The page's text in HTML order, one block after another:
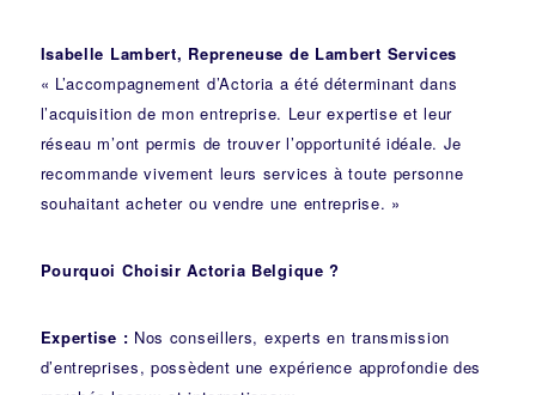
Isabelle Lambert, Repreneuse de Lambert Services
« L’accompagnement d’Actoria a été déterminant dans
l’acquisition de mon entreprise. Leur expertise et leur
réseau m’ont permis de trouver l’opportunité idéale. Je
recommande vivement leurs services à toute personne
souhaitant acheter ou vendre une entreprise. »
Pourquoi Choisir Actoria Belgique ?
Expertise : Nos conseillers, experts en transmission
d’entreprises, possèdent une expérience approfondie des